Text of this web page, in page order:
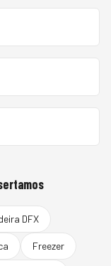
DFX
Freezer